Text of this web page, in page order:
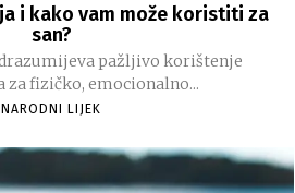
i kako vam može koristiti za
san?
pažljivo korištenje
fizičko, emocionalno...
NARODNI LIJEK